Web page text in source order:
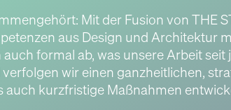
Mit der Fusion von THE
aus Design und Architektur
formal ab, was unsere Arbeit seit
wir einen ganzheitlichen,
kurzfristige Maßnahmen